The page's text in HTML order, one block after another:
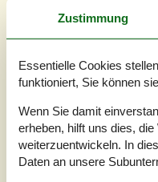
Grundstück
Dieses schöne
ist der ideale Ort für
Alltagsstress. Es ist
für Entspannung als
Familie.Willkommen in
erwartet Sie ein
Esszimmer mit
Zustimmung
Essentielle Cookies
funktioniert, Sie können
Wenn Sie damit
erheben, hilft uns dies,
weiterzuentwickeln. In
Daten an unsere